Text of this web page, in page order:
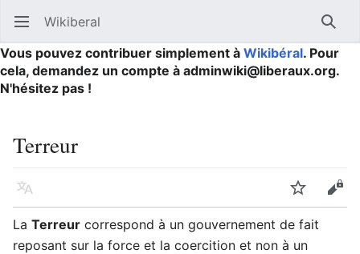
Ouvrir le menu principal Wikiberal
Vous pouvez contribuer simplement à Wikibéral. Pour
cela, demandez un compte à adminwiki@liberaux.org.
N'hésitez pas !
Terreur
Langue Suivre
La Terreur correspond à un gouvernement de fait
reposant sur la force et la coercition et non à un